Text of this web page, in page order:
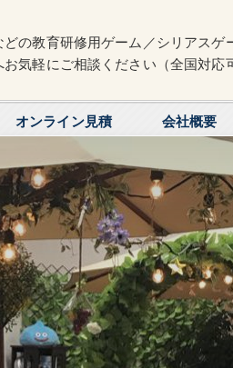
の教育研修用ゲーム／シリアスゲ
気軽にご相談ください（全国対応
オンライン見積 会社概要